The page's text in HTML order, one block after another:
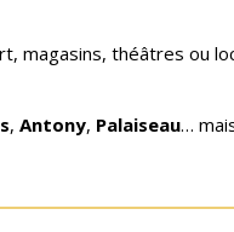
magasins, théâtres ou
, Antony, Palaiseau…